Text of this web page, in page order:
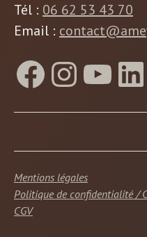
Tél : 06 62 53 43 70
Email :
Mentions légales
Politique de confidentialité /
CGV